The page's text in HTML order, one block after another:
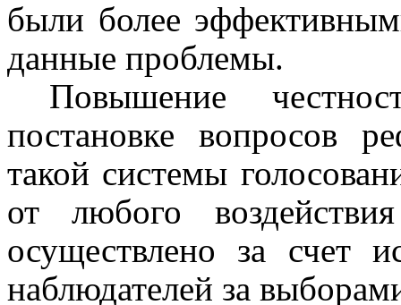
были более
данные проблемы.
Повышение
постановке вопросов
такой системы
от любого
осуществлено за счет
наблюдателей за